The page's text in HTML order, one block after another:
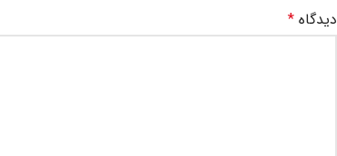
دیدگاه *